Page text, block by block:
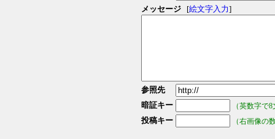
メッセージ
[絵文字入力]
参照先
暗証キー
（英数字で
投稿キー （右画像の